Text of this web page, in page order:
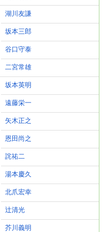
湖川友謙
坂本三郎
谷口守泰
二宮常雄
坂本英明
遠藤栄一
矢木正之
恩田尚之
詫祐二
湯本慶久
北爪宏幸
辻清光
芥川義明